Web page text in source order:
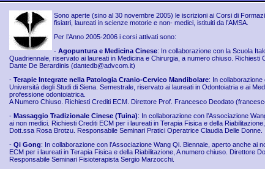
Sono aperte (sino al 30 novembre 2005) le iscrizioni ai Corsi di
fisiatri, laureati in scienze motorie e non- medici, istituiti da l’AMSA.
Per l’Anno 2005-2006 i corsi attivati sono:
- Agopuntura e Medicina Cinese: In collaborazione con la Scuola
Quadriennale, riservato ai laureati in Medicina e Chirurgia, a numero chiuso. Richiesti
Dante De Berardinis (dantedb@advcom.it)
- Terapie Integrate nella Patologia Cranio-Cervico Mandibolare: In collaborazione
Università degli Studi di Siena. Semestrale, riservato ai laureati in Odontoiatria e ai
professione odontoiatrica.
A Numero Chiuso. Richiesti Crediti ECM. Direttore Prof. Francesco Deodato
- Massaggio Tradizionale Cinese (Tuina): In collaborazione con l’Associazione
ai non medici. Richiesti Crediti ECM per i laureati in Terapia Fisica e della
Dott.ssa Rosa Brotzu. Responsabile Seminari Pratici Operatrice Claudia Delle Donne.
- Qi Gong: In collaborazione con l’Associazione Wang Qi. Biennale, aperto anche ai
ECM per i laureati in Terapia Fisica e della Riabilitazione, A numero chiuso. Direttore
Responsabile Seminari Fisioterapista Sergio Marzocchi.